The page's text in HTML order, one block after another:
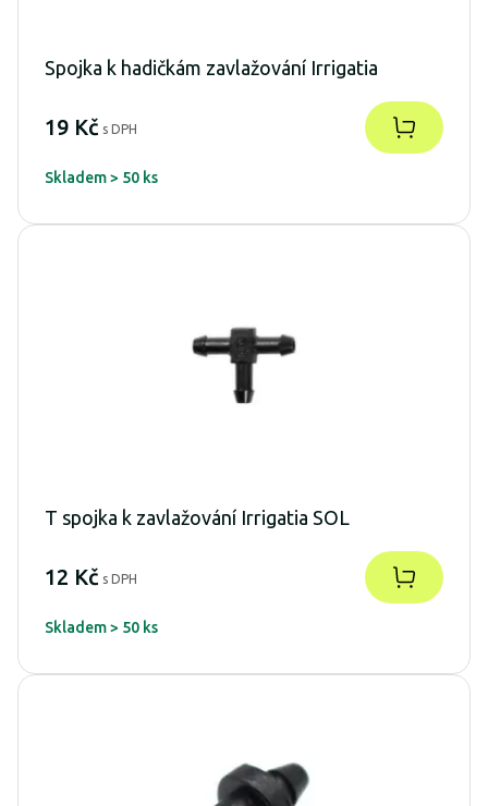
Spojka k hadičkám zavlažování Irrigatia
19 Kč s DPH
Skladem > 50 ks
T spojka k zavlažování Irrigatia SOL
12 Kč s DPH
Skladem > 50 ks